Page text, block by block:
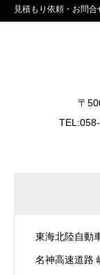
見積もり依頼・お問合
〒
東海北陸自動
名神高速道路